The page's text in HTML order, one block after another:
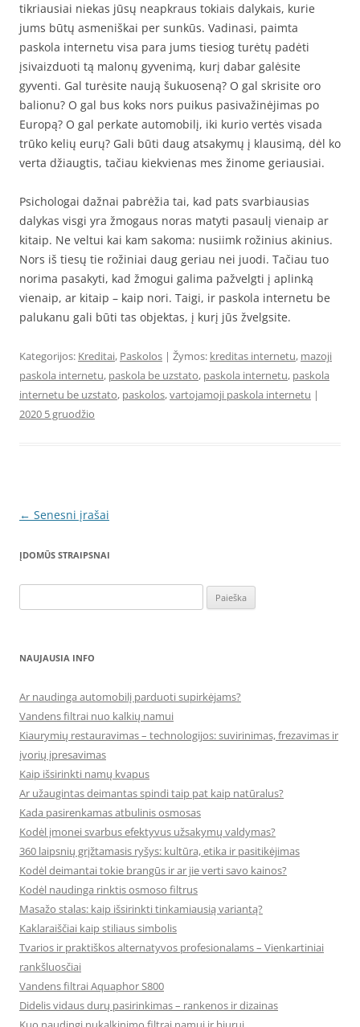
tikriausiai niekas jūsų neapkraus tokiais dalykais, kurie
jums būtų asmeniškai per sunkūs. Vadinasi, paimta
paskola internetu visa para jums tiesiog turėtų padėti
įsivaizduoti tą malonų gyvenimą, kurį dabar galėsite
gyventi. Gal turėsite naują šukuoseną? O gal skrisite oro
balionu? O gal bus koks nors puikus pasivažinėjimas po
Europą? O gal perkate automobilį, iki kurio vertės visada
trūko kelių eurų? Gali būti daug atsakymų į klausimą, dėl ko
verta džiaugtis, tačiau kiekvienas mes žinome geriausiai.
Psichologai dažnai pabrėžia tai, kad pats svarbiausias
dalykas visgi yra žmogaus noras matyti pasaulį vienaip ar
kitaip. Ne veltui kai kam sakoma: nusiimk rožinius akinius.
Nors iš tiesų tie rožiniai daug geriau nei juodi. Tačiau tuo
norima pasakyti, kad žmogui galima pažvelgti į aplinką
vienaip, ar kitaip – kaip nori. Taigi, ir paskola internetu be
palukanu gali būti tas objektas, į kurį jūs žvelgsite.
Kategorijos: Kreditai, Paskolos | Žymos: kreditas internetu, mazoji
paskola internetu, paskola be uzstato, paskola internetu, paskola
internetu be uzstato, paskolos,vartojamoji paskola internetu |
2020 5 gruodžio
Įrašo
← Senesni įrašai
ĮDOMŪS STRAIPSNAI
NAUJAUSIA INFO
Ar naudinga automobilį parduoti supirkėjams?
Vandens filtrai nuo kalkių namui
Kiaurymių restauravimas – technologijos: suvirinimas, frezavimas ir
įvorių įpresavimas
Kaip išsirinkti namų kvapus
Ar užaugintas deimantas spindi taip pat kaip natūralus?
Kada pasirenkamas atbulinis osmosas
Kodėl įmonei svarbus efektyvus užsakymų valdymas?
360 laipsnių grįžtamasis ryšys: kultūra, etika ir pasitikėjimas
Kodėl deimantai tokie brangūs ir ar jie verti savo kainos?
Kodėl naudinga rinktis osmoso filtrus
Masažo stalas: kaip išsirinkti tinkamiausią variantą?
Kaklaraiščiai kaip stiliaus simbolis
Tvarios ir praktiškos alternatyvos profesionalams – Vienkartiniai
rankšluosčiai
Vandens filtrai Aquaphor S800
Didelis vidaus durų pasirinkimas – rankenos ir dizainas